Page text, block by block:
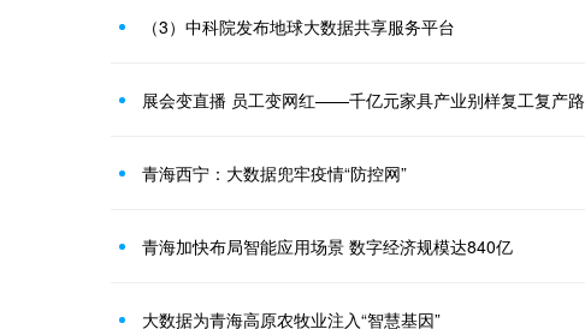
（3）中科院发布地球大数据共享服务平台
展会变直播 员工变网红——千亿元家具产业别样复工复产路
青海西宁：大数据兜牢疫情“防控网”
青海加快布局智能应用场景 数字经济规模达840亿
大数据为青海高原农牧业注入“智慧基因”